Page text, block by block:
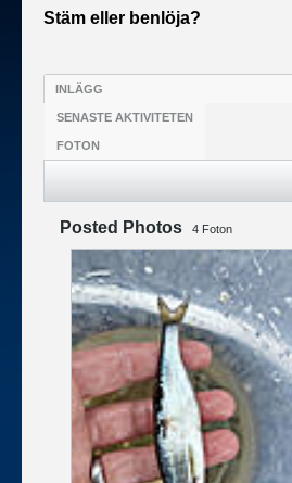
Stäm eller benlöja?
INLÄGG
SENASTE AKTIVITETEN
FOTON
Posted Photos 4 Foton